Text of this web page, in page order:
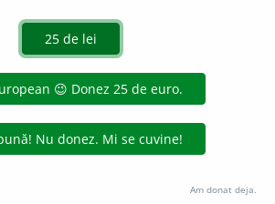
bunuri.)2.(fam.) z (~ al unei
2026 dexonline (https://dexonline.ro)
prin orice metode de extragere automată
seturilor de date oferite oficial spre utilizare
Hosterion
Am donat deja.